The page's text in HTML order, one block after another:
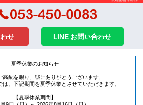
せ LINE お問い合わせ
夏季休業のお知らせ
高配を賜り、誠にありがとうございます。
は、下記期間を夏季休業とさせていただきます。
【夏季休業期間】